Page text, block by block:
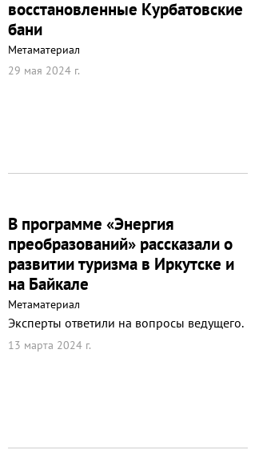
восстановленные Курбатовские
бани
Метаматериал
29 мая 2024 г.
В программе «Энергия
преобразований» рассказали о
развитии туризма в Иркутске и
на Байкале
Метаматериал
Эксперты ответили на вопросы ведущего.
13 марта 2024 г.